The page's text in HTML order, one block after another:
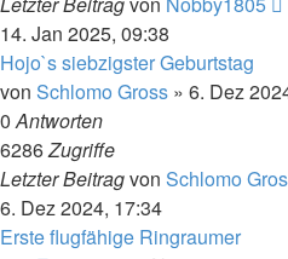
14. Jan 2025, 09:38
Hojo`s siebzigster Geburtstag
von Schlomo Gross » 6. Dez
0Antworten
6286Zugriffe
Letzter Beitragvon Schlomo
6. Dez 2024, 17:34
Erste flugfähige Ringraumer